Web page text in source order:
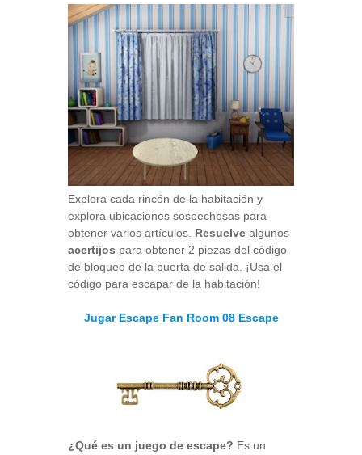
Explora cada rincón de la habitación y
explora ubicaciones sospechosas para
obtener varios artículos. Resuelve algunos
acertijos para obtener 2 piezas del código
de bloqueo de la puerta de salida. ¡Usa el
código para escapar de la habitación!
Jugar Escape Fan Room 08 Escape
¿Qué es un juego de escape? Es un